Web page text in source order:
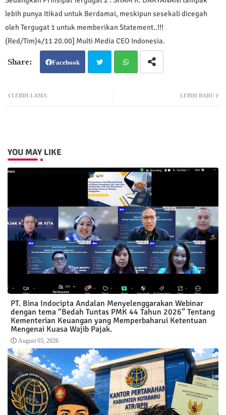
lebih punya Itikad untuk Berdamai, meskipun sesekali dicegah
oleh Tergugat 1 untuk memberikan Statement..!!!
(Red/Tim)4/11 20.00] Multi Media CEO Indonesia.
Facebook
LEBIH BARU
LEBIH LAMA
YOU MAY LIKE
PT. Bina Indocipta Andalan Menyelenggarakan Webinar
dengan tema “Bedah Tuntas PMK 44 Tahun 2026” Tentang
Kementerian Keuangan yang Memperbaharui Ketentuan
Mengenai Kuasa Wajib Pajak.
August 05, 2026